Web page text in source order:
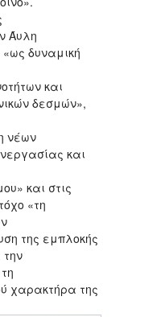
Άυλη
«ως δυναμική
και
δεσμών»,
νέων
και
και στις
«τη
της εμπλοκής
χαρακτήρα της